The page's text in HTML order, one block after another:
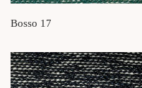
Bosso 17